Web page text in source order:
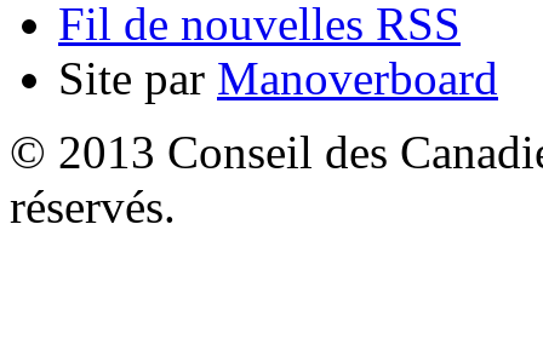
Fil de nouvelles RSS
Site par Manoverboard
© 2013 Conseil des
réservés.